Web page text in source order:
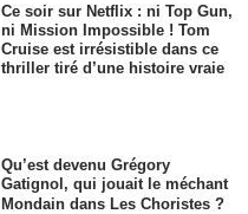
Ce soir sur Netflix : ni Top Gun,
ni Mission Impossible ! Tom
Cruise est irrésistible dans ce
thriller tiré d’une histoire vraie
Qu’est devenu Grégory
Gatignol, qui jouait le méchant
Mondain dans Les Choristes ?